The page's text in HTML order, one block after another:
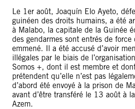
Le 1er août, Joaquín Elo Ayeto,
guinéen des droits humains, a été
à Malabo, la capitale de la Guinée
des gendarmes sont entrés de force
emmené. Il a été accusé d’avoir
illégales par le biais de
Somos +, dont il est membre et
prétendent qu’elle n’est pas
d’abord été envoyé à la prison de
avant d’être transféré le 13 août à
Azem.